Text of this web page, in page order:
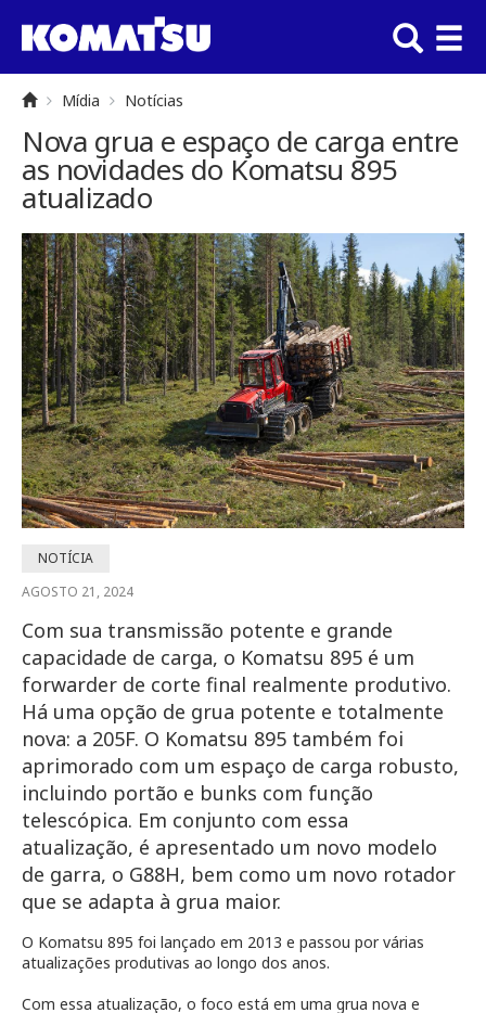
Mídia Notícias
Nova grua e espaço de carga entre
as novidades do Komatsu 895
atualizado
NOTÍCIA
AGOSTO 21, 2024
Com sua transmissão potente e grande
capacidade de carga, o Komatsu 895 é um
forwarder de corte final realmente produtivo.
Há uma opção de grua potente e totalmente
nova: a 205F. O Komatsu 895 também foi
aprimorado com um espaço de carga robusto,
incluindo portão e bunks com função
telescópica. Em conjunto com essa
atualização, é apresentado um novo modelo
de garra, o G88H, bem como um novo rotador
que se adapta à grua maior.
O Komatsu 895 foi lançado em 2013 e passou por várias
atualizações produtivas ao longo dos anos.
Com essa atualização, o foco está em uma grua nova e